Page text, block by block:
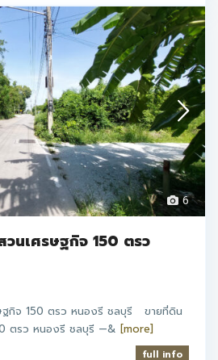
6
นเศรษฐกิจ 150 ตรว
ฐกิจ 150 ตรว หนองรี ชลบุรี ขายที่ดิน
ตรว หนองรี ชลบุรี —& [more]
full info